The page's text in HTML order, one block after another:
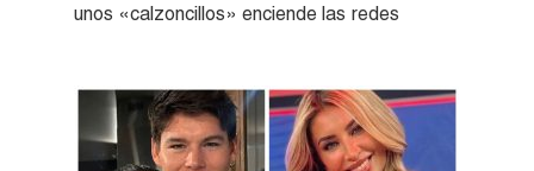
unos «calzoncillos» enciende las redes